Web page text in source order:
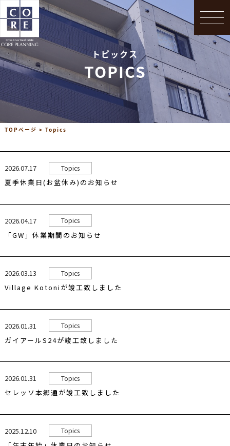
Topics
会社概要
お問合せ
トピックス
TOPICS
TOPページ > Topics
2026.07.17 Topics
夏季休業日(お盆休み)のお知らせ
2026.04.17 Topics
「GW」休業期間のお知らせ
2026.03.13 Topics
Village Kotoniが竣工致しました
2026.01.31 Topics
ガイアールS24が竣工致しました
2026.01.31 Topics
セレッソ本郷通が竣工致しました
2025.12.10 Topics